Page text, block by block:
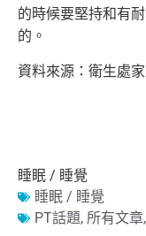
的時候要堅持和有
的。
資料來源：衛生處
睡眠 / 睡覺
睡眠 / 睡覺
PT話題, 所有文章,